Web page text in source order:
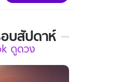
อบสัปดาห์
ดูดวง